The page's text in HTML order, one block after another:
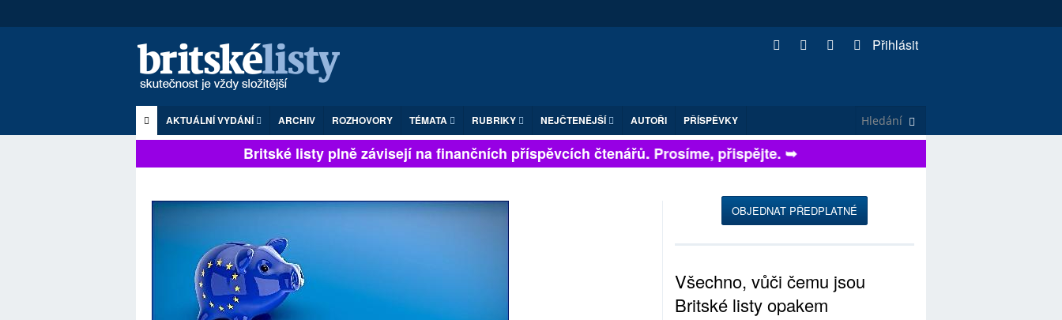
Přihlásit
AKTUÁLNÍ VYDÁNÍ ARCHIV ROZHOVORY TÉMATA RUBRIKY NEJČTENĚJŠÍ AUTOŘI PŘÍSPĚVKY
Britské listy plně závisejí na finančních příspěvcích čtenářů. Prosíme, přispějte. ➥
OBJEDNAT PŘEDPLATNÉ
Všechno, vůči čemu jsou
Britské listy opakem